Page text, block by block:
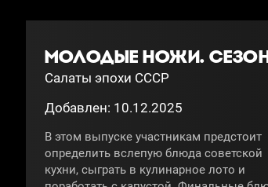
МОЛОДЫЕ НОЖИ.
Салаты эпохи СССР
Добавлен: 10.12.2025
В этом выпуске участникам предстоит
определить вслепую блюда советской
кухни, сыграть в кулинарное лото и